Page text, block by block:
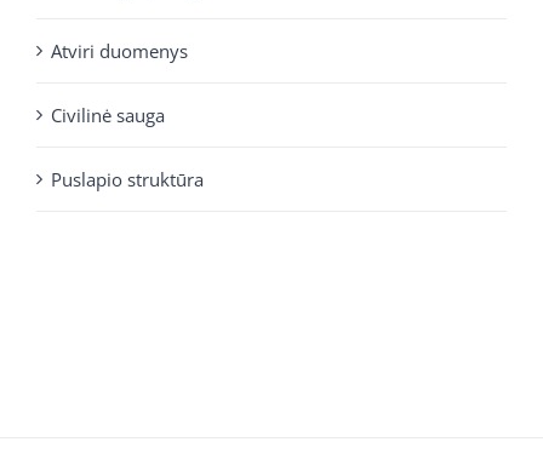
Atviri duomenys
Civilinė sauga
Puslapio struktūra